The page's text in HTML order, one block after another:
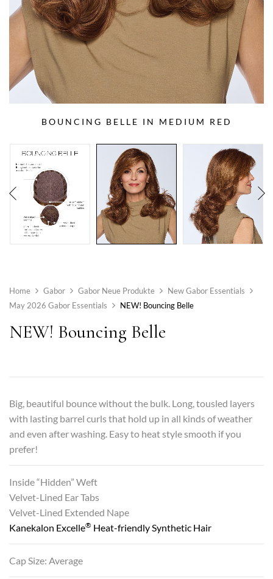
BOUNCING BELLE IN MEDIUM RED
Home Gabor Gabor Neue Produkte
New Gabor Essentials
May 2026 Gabor Essentials
NEW! Bouncing Belle
NEW! Bouncing Belle
Big, beautiful bounce without the bulk. Long, tousled layers
with lasting barrel curls that hold up in all kinds of weather
and even after washing. Easy to heat style smooth if you
prefer!
Inside “Hidden” Weft
Velvet-Lined Ear Tabs
Velvet-Lined Extended Nape
Kanekalon Excelle® Heat-friendly Synthetic Hair
Cap Size: Average